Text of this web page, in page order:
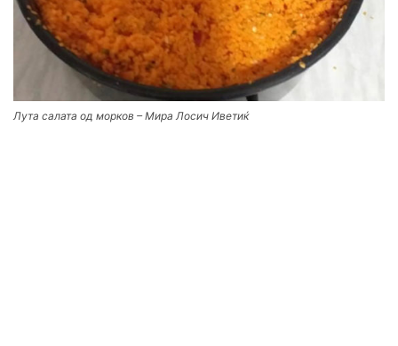
Лута салата од морков – Мира Лосич Иветиќ